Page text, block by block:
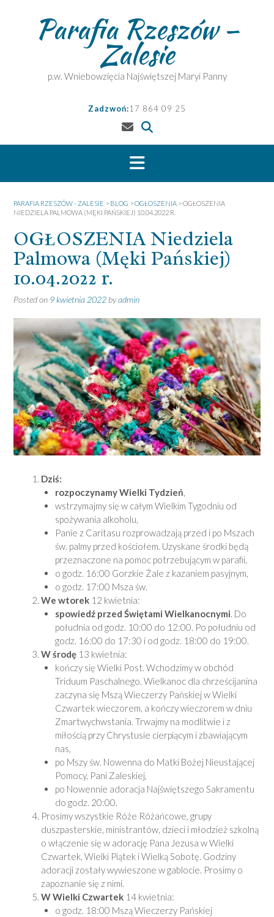
Parafia Rzeszów –
Zalesie
p.w. Wniebowzięcia Najświętszej Maryi Panny
Zadzwoń:17 864 09 25
PARAFIA RZESZÓW - ZALESIE > BLOG >OGŁOSZENIA >OGŁOSZENIA
NIEDZIELA PALMOWA (MĘKI PAŃSKIEJ) 10.04.2022 R.
OGŁOSZENIA Niedziela
Palmowa (Męki Pańskiej)
10.04.2022 r.
Posted on 9 kwietnia 2022 byadmin
Dziś:
rozpoczynamy Wielki Tydzień,
wstrzymajmy się w całym Wielkim Tygodniu od
spożywania alkoholu,
Panie z Caritasu rozprowadzają przed i po Mszach
św. palmy przed kościołem. Uzyskane środki będą
przeznaczone na pomoc potrzebującym w parafii,
o godz. 16:00 Gorzkie Żale z kazaniem pasyjnym,
o godz. 17:00 Msza św.
We wtorek 12 kwietnia:
spowiedź przed Świętami Wielkanocnymi. Do
południa od godz. 10:00 do 12:00. Po południu od
godz. 16:00 do 17:30 i od godz. 18:00 do 19:00.
W środę 13 kwietnia:
kończy się Wielki Post. Wchodzimy w obchód
Triduum Paschalnego. Wielkanoc dla chrześcijanina
zaczyna się Mszą Wieczerzy Pańskiej w Wielki
Czwartek wieczorem, a kończy wieczorem w dniu
Zmartwychwstania. Trwajmy na modlitwie i z
miłością przy Chrystusie cierpiącym i zbawiającym
nas,
po Mszy św. Nowenna do Matki Bożej Nieustającej
Pomocy, Pani Zaleskiej,
po Nowennie adoracja Najświętszego Sakramentu
do godz. 20:00.
Prosimy wszystkie Róże Różańcowe, grupy
duszpasterskie, ministrantów, dzieci i młodzież szkolną
o włączenie się w adorację Pana Jezusa w Wielki
Czwartek, Wielki Piątek i Wielką Sobotę. Godziny
adoracji zostały wywieszone w gablocie. Prosimy o
zapoznanie się z nimi.
W Wielki Czwartek 14 kwietnia:
o godz. 18:00 Mszą Wieczerzy Pańskiej